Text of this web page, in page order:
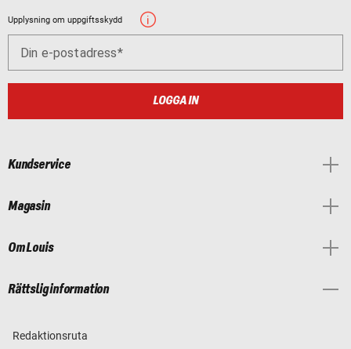
Upplysning om uppgiftsskydd
Din e-postadress
LOGGA IN
Kundservice
Magasin
Om Louis
Rättslig information
Redaktionsruta